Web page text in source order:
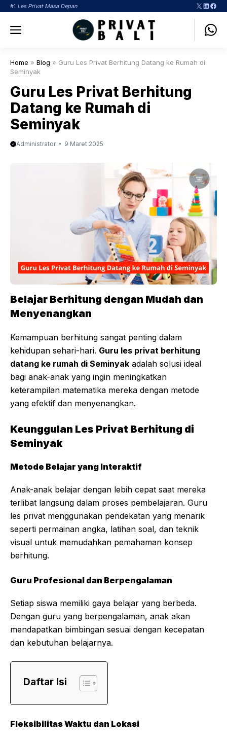
Langsung
#1 Les Privat Masa Depan X
Menu
Home » Blog » Guru Les Privat Berhitung Datang ke Rumah di
Seminyak
Guru Les Privat Berhitung
Datang ke Rumah di
Seminyak
Administrator 9 Maret 2025
Belajar Berhitung dengan Mudah dan
Menyenangkan
Kemampuan berhitung sangat penting dalam
kehidupan sehari-hari. Guru les privat berhitung
datang ke rumah di Seminyak adalah solusi ideal
bagi anak-anak yang ingin meningkatkan
keterampilan matematika mereka dengan metode
yang efektif dan menyenangkan.
Keunggulan Les Privat Berhitung di
Seminyak
Metode Belajar yang Interaktif
Anak-anak belajar dengan lebih cepat saat mereka
terlibat langsung dalam proses pembelajaran. Guru
les privat menggunakan pendekatan yang menarik
seperti permainan angka, latihan soal, dan teknik
visual untuk memudahkan pemahaman konsep
berhitung.
Guru Profesional dan Berpengalaman
Setiap siswa memiliki gaya belajar yang berbeda.
Dengan guru yang berpengalaman, anak akan
mendapatkan bimbingan sesuai dengan kecepatan
dan kebutuhan belajarnya.
Daftar Isi
Fleksibilitas Waktu dan Lokasi